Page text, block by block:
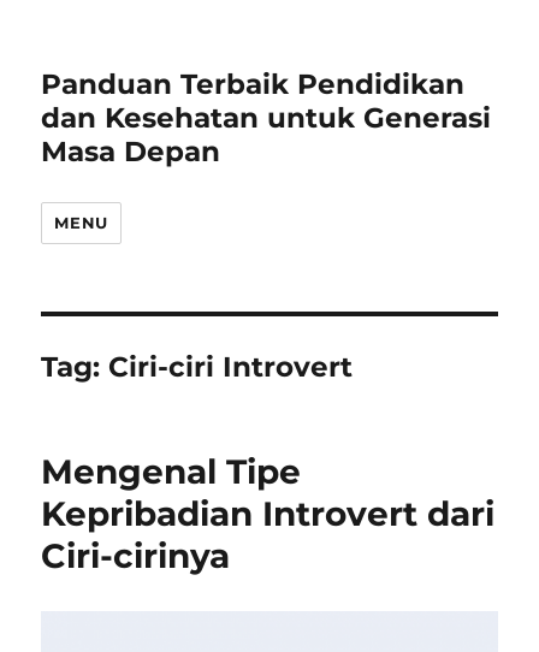
Panduan Terbaik Pendidikan
dan Kesehatan untuk Generasi
Masa Depan
MENU
Tag: Ciri-ciri Introvert
Mengenal Tipe
Kepribadian Introvert dari
Ciri-cirinya